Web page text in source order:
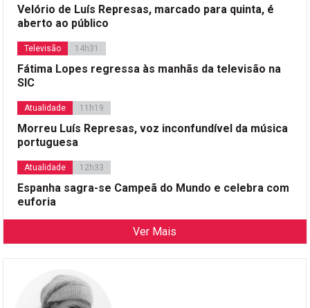
Velório de Luís Represas, marcado para quinta, é
aberto ao público
Televisão 14h31
Fátima Lopes regressa às manhãs da televisão na
SIC
Atualidade 11h19
Morreu Luís Represas, voz inconfundível da música
portuguesa
Atualidade 12h33
Espanha sagra-se Campeã do Mundo e celebra com
euforia
Ver Mais